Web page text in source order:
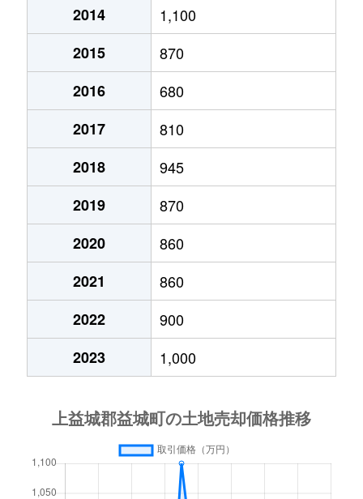
大字福富 950万円
大字馬水
140万円
大字馬水
280万円
大字宮園
1,300万円
大字宮園
1,000万円
大字安永
730万円
2014
1,100
2015
870
2016
680
2017
810
2018
945
2019
870
2020
860
2021
860
2022
900
2023
1,000